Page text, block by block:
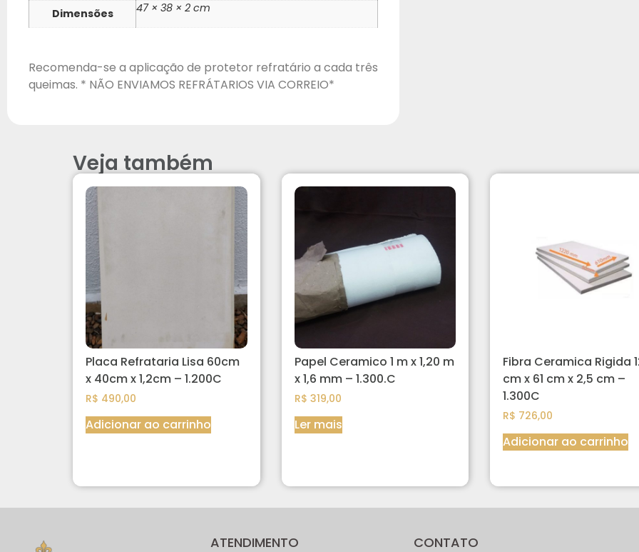
Dimensões 47 × 38 × 2 cm
Recomenda-se a aplicação de protetor refratário a cada três
queimas. * NÃO ENVIAMOS REFRÁTARIOS VIA CORREIO*
Veja também
Placa Refrataria Lisa 60cm
x 40cm x 1,2cm – 1.200C
R$ 490,00
Adicionar ao carrinho
Papel Ceramico 1 m x 1,20 m
x 1,6 mm – 1.300.C
R$ 319,00
Ler mais
Fibra Ceramica Rigida
cm x 61 cm x 2,5 cm –
1.300C
R$ 726,00
Adicionar ao carrinho
ATENDIMENTO CONTATO